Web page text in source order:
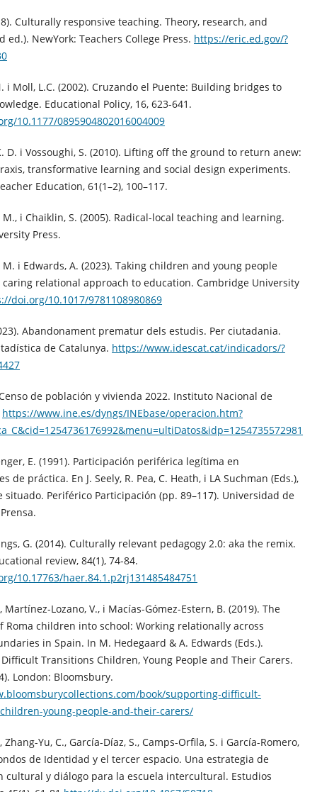
Culturally responsive teaching. Theory, research, and
ed.). NewYork: Teachers College Press. https://eric.ed.gov/?
i Moll, L.C. (2002). Cruzando el Puente: Building bridges to
Educational Policy, 16, 623-641.
10.1177/0895904802016004009
D. i Vossoughi, S. (2010). Lifting off the ground to return anew:
transformative learning and social design experiments.
Education, 61(1–2), 100–117.
i Chaiklin, S. (2005). Radical-local teaching and learning.
Press.
M. i Edwards, A. (2023). Taking children and young people
caring relational approach to education. Cambridge University
doi.org/10.1017/9781108980869
Abandonament prematur dels estudis. Per ciutadania.
de Catalunya. https://www.idescat.cat/indicadors/?
de población y vivienda 2022. Instituto Nacional de
https://www.ine.es/dyngs/INEbase/operacion.htm?
E. (1991). Participación periférica legítima en
de práctica. En J. Seely, R. Pea, C. Heath, i LA Suchman (Eds.),
situado. Periférico Participación (pp. 89–117). Universidad de
G. (2014). Culturally relevant pedagogy 2.0: aka the remix.
review, 84(1), 74-84.
10.17763/haer.84.1.p2rj131485484751
Martínez-Lozano, V., i Macías-Gómez-Estern, B. (2019). The
Roma children into school: Working relationally across
in Spain. In M. Hedegaard & A. Edwards (Eds.).
Transitions Children, Young People and Their Carers.
London: Bloomsbury.
book/supporting-difficult-
young-people-and-their-carers/
Zhang-Yu, C., García-Díaz, S., Camps-Orfila, S. i García-Romero,
de Identidad y el tercer espacio. Una estrategia de
cultural y diálogo para la escuela intercultural. Estudios